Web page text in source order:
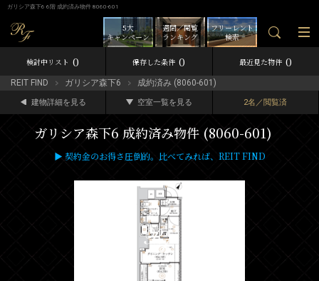
ガリシア森下6 6階 成約済み物件 8060-601
フリーレント
検索
週間／閲覧
ランキング
5大
キャンペーン
検討中リスト 0 保存した条件 0 最近見た物件 0
REIT FIND ガリシア森下6 成約済み (8060-601)
建物詳細を見る 空室一覧を見る 2名／閲覧済
ガリシア森下6 成約済み物件 (8060-601)
▶ 契約金のお得さ圧倒的。比べてみれば、REIT FIND